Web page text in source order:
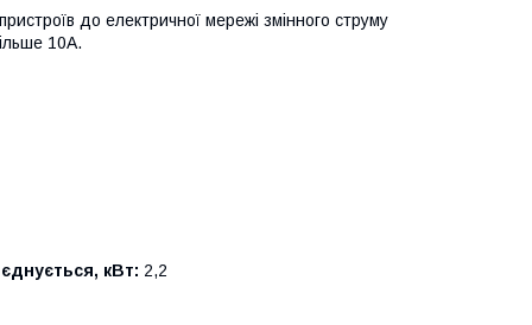
до електричної мережі змінного струму
10А.
кВт: 2,2